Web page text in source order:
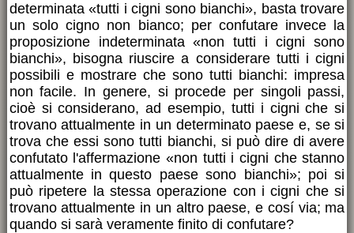
determinata «tutti i cigni sono bianchi», basta trovare
un solo cigno non bianco; per confutare invece la
proposizione indeterminata «non tutti i cigni sono
bianchi», bisogna riuscire a considerare tutti i cigni
possibili e mostrare che sono tutti bianchi: impresa
non facile. In genere, si procede per singoli passi,
cioè si considerano, ad esempio, tutti i cigni che si
trovano attualmente in un determinato paese e, se si
trova che essi sono tutti bianchi, si può dire di avere
confutato l'affermazione «non tutti i cigni che stanno
attualmente in questo paese sono bianchi»; poi si
può ripetere la stessa operazione con i cigni che si
trovano attualmente in un altro paese, e cosí via; ma
quando si sarà veramente finito di confutare?